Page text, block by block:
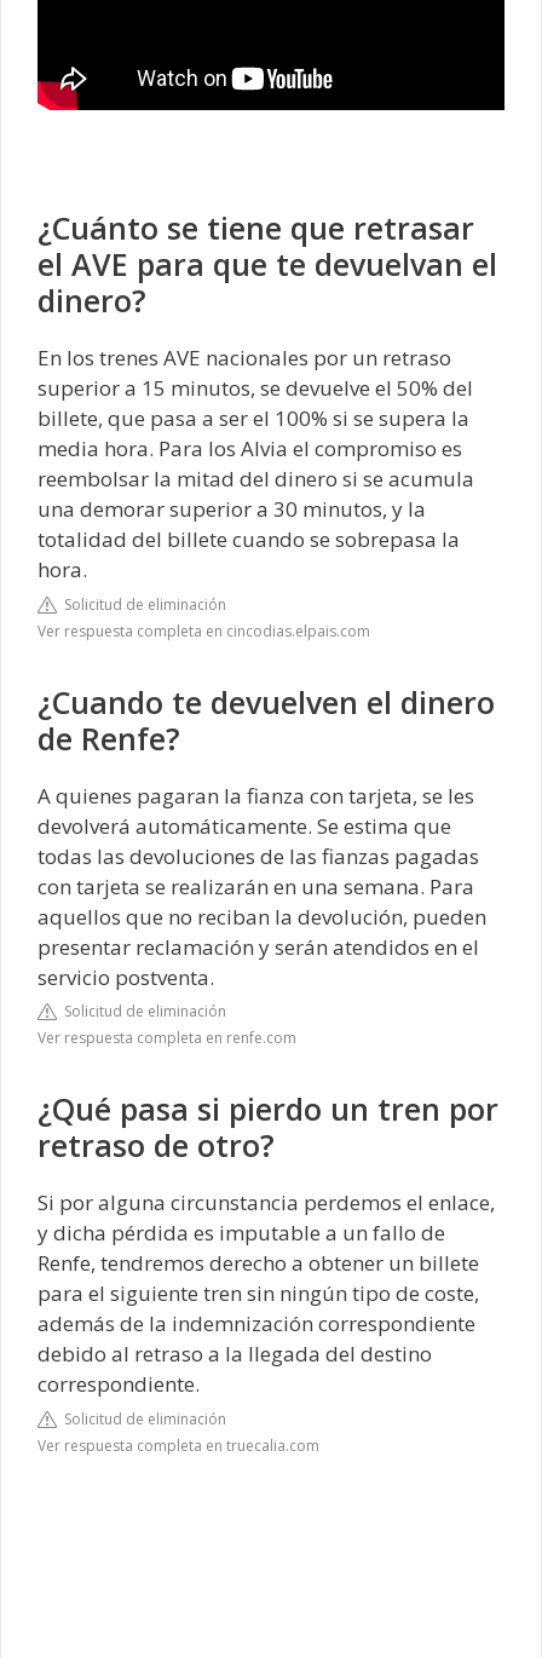
¿Cuánto se tiene que retrasar
el AVE para que te devuelvan el
dinero?
En los trenes AVE nacionales por un retraso
superior a 15 minutos, se devuelve el 50% del
billete, que pasa a ser el 100% si se supera la
media hora. Para los Alvia el compromiso es
reembolsar la mitad del dinero si se acumula
una demorar superior a 30 minutos, y la
totalidad del billete cuando se sobrepasa la
hora.
Solicitud de eliminación
Ver respuesta completa en cincodias.elpais.com
¿Cuando te devuelven el dinero
de Renfe?
A quienes pagaran la fianza con tarjeta, se les
devolverá automáticamente. Se estima que
todas las devoluciones de las fianzas pagadas
con tarjeta se realizarán en una semana. Para
aquellos que no reciban la devolución, pueden
presentar reclamación y serán atendidos en el
servicio postventa.
Solicitud de eliminación
Ver respuesta completa en renfe.com
¿Qué pasa si pierdo un tren por
retraso de otro?
Si por alguna circunstancia perdemos el enlace,
y dicha pérdida es imputable a un fallo de
Renfe, tendremos derecho a obtener un billete
para el siguiente tren sin ningún tipo de coste,
además de la indemnización correspondiente
debido al retraso a la llegada del destino
correspondiente.
Solicitud de eliminación
Ver respuesta completa en truecalia.com